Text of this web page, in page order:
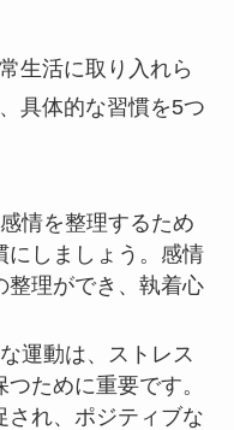
生活に取り入れら
具体的な習慣を5つ
情を整理するため
にしましょう。感情
整理ができ、執着心
運動は、ストレス
ために重要です。
され、ポジティブな